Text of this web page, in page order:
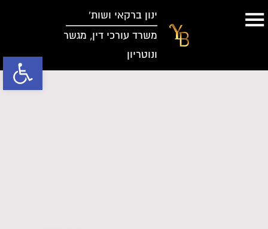
ינון ברקאי ושות’
משרד עורכי דין, מגשר
ונוטריון
פתח סרגל